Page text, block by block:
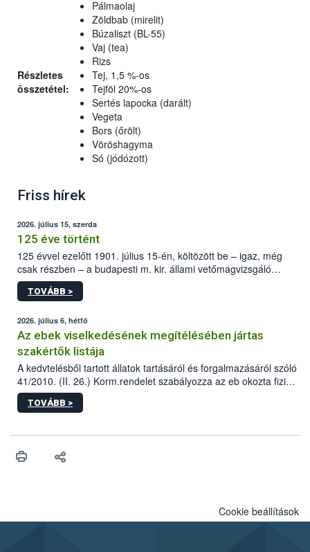
Részletes
összetétel:
Pálmaolaj
Zöldbab (mirelit)
Búzaliszt (BL-55)
Vaj (tea)
Rizs
Tej, 1,5 %-os
Tejföl 20%-os
Sertés lapocka (darált)
Vegeta
Bors (őrölt)
Vöröshagyma
Só (jódózott)
Friss hírek
2026. július 15, szerda
125 éve történt
125 évvel ezelőtt 1901. július 15-én, költözött be – igaz, még
csak részben – a budapesti m. kir. állami vetőmagvizsgáló
állomás a Kis Rókus utca 15. szám alatti, Czigler Győző által
tervezett új épületébe.
TOVÁBB >
2026. július 6, hétfő
Az ebek viselkedésének megítélésében jártas
szakértők listája
A kedvtelésből tartott állatok tartásáról és forgalmazásáról szóló
41/2010. (II. 26.) Korm.rendelet szabályozza az eb okozta fizikai
sérülés, illetve ennek veszélye keletkezésekor felmerülő
hatósági feladatokat, valamint a veszélyes eb tartását és annak
vonni az ebek viselkedésének megítélésében jártas szakértőt.
TOVÁBB >
Cookie beállítások